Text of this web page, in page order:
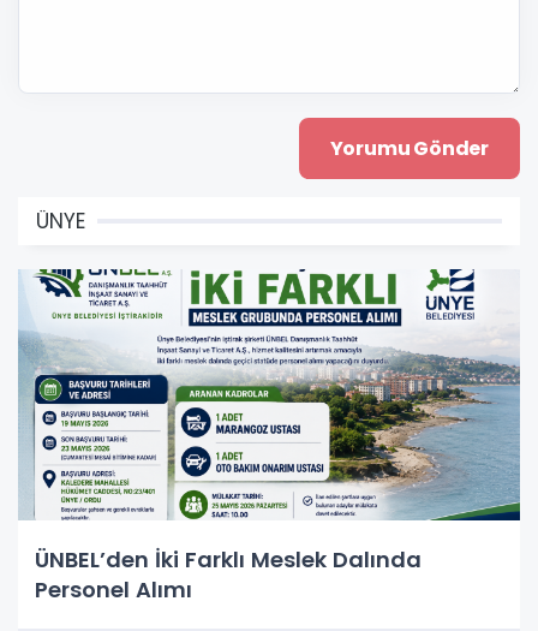
ÜNYE
ÜNBEL’den İki Farklı Meslek Dalında
Personel Alımı